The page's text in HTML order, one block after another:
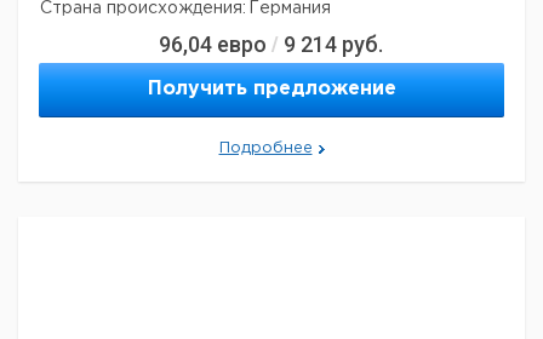
Страна происхождения:
Германия
96,04 евро / 9 214 руб.
Получить предложение
Подробнее